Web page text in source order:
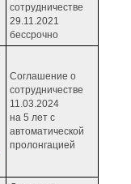
сотрудничестве
29.11.2021
бессрочно
Соглашение о
сотрудничестве
11.03.2024
на 5 лет с
автоматической
пролонгацией